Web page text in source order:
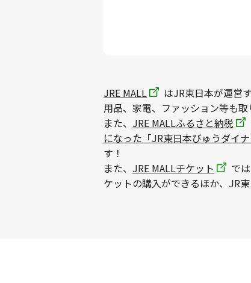
JRE MALL はJR東日本が運営
用品、家電、ファッション等も取
また、 JRE MALLふるさと納税
になった「JR東日本びゅうダイ
す！
また、 JRE MALLチケット
で
ケットの購入ができるほか、JR